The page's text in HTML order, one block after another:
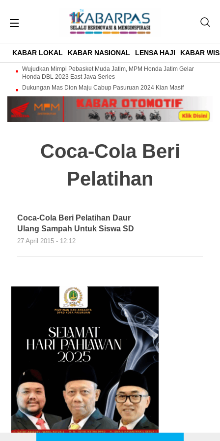
KABAR LOKAL KABAR NASIONAL LENSA HAJI KABAR
Wujudkan Mimpi Pebasket Muda Jatim, MPM Honda Jatim Gelar
Honda DBL 2023 East Java Series
Dukungan Mas Dion Maju Cabup Pasuruan 2024 Kian Masif
Coca-Cola Beri
Pelatihan
Coca-Cola Beri Pelatihan Daur
Ulang Sampah Untuk Siswa SD
27 April 2015 - 12:12